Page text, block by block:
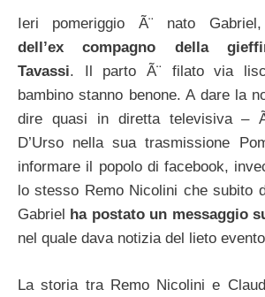
Ieri pomeriggio Ã¨ nato
dell’ex compagno della
Tavassi. Il parto Ã¨ filato via
bambino stanno benone. A dare la
dire quasi in diretta televisiva –
D’Urso nella sua trasmissione
informare il popolo di facebook,
lo stesso Remo Nicolini che subito
Gabriel
ha postato un messaggio
nel quale dava notizia del lieto
La storia tra Remo Nicolini e